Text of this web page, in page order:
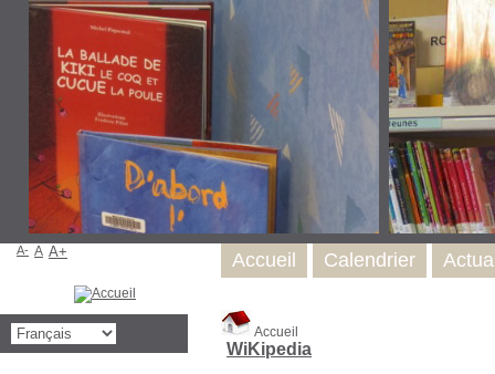
Accueil
WiKipedia
Accueil Calendrier
A- A A+